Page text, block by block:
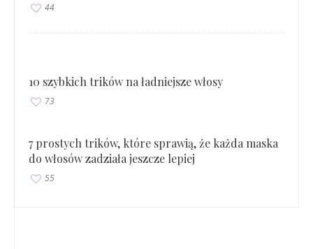
44
10 szybkich trików na ładniejsze włosy
73
7 prostych trików, które sprawią, że każda maska
do włosów zadziała jeszcze lepiej
55